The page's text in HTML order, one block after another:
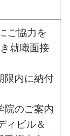
ご協力を
就職面接
限内に納付
院のご案内
ィビル＆